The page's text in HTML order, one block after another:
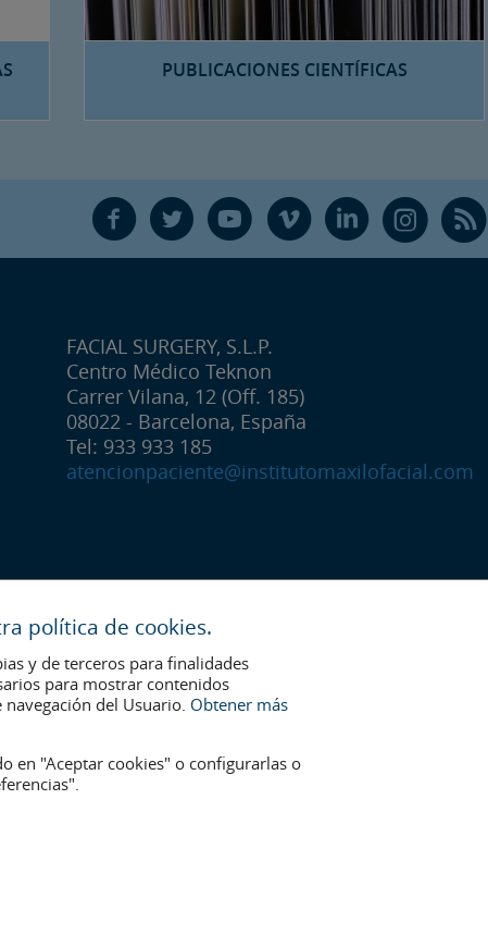
PUBLICACIONES CIENTÍFICAS
F T Y V L Ñ R
FACIAL SURGERY, S.L.P.
Centro Médico Teknon
Carrer Vilana, 12 (Off. 185)
08022 - Barcelona, España
Tel: 933 933 185
atencionpaciente@institutomaxilofacial.com
política de cookies.
y de terceros para finalidades
para mostrar contenidos
del Usuario. Obtener más
en "Aceptar cookies" o configurarlas o